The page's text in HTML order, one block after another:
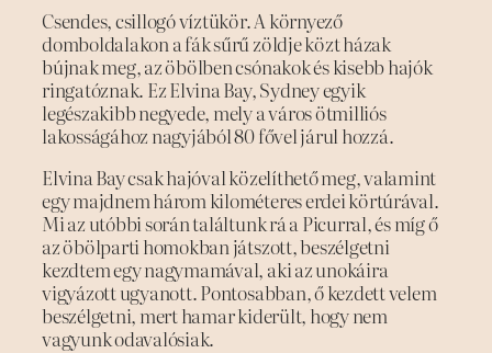
Csendes, csillogó víztükör. A környező
domboldalakon a fák sűrű zöldje közt házak
bújnak meg, az öbölben csónakok és kisebb hajók
ringatóznak. Ez Elvina Bay, Sydney egyik
legészakibb negyede, mely a város ötmilliós
lakosságához nagyjából 80 fővel járul hozzá.
Elvina Bay csak hajóval közelíthető meg, valamint
egy majdnem három kilométeres erdei körtúrával.
Mi az utóbbi során találtunk rá a Picurral, és míg ő
az öbölparti homokban játszott, beszélgetni
kezdtem egy nagymamával, aki az unokáira
vigyázott ugyanott. Pontosabban, ő kezdett velem
beszélgetni, mert hamar kiderült, hogy nem
vagyunk odavalósiak.